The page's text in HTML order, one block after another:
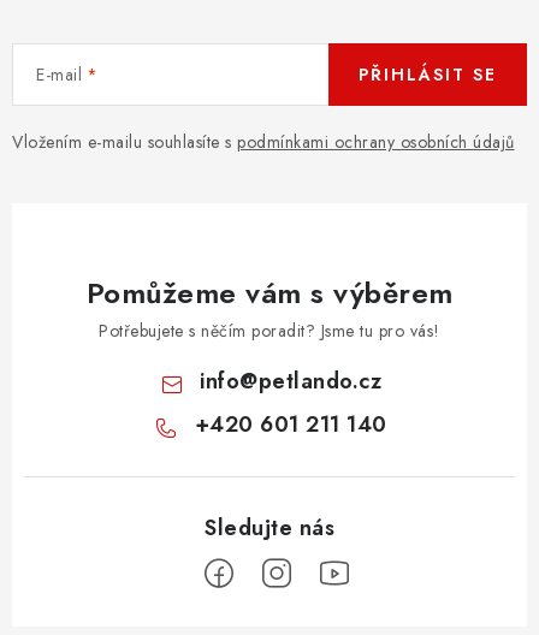
E-mail
Vložením e-mailu souhlasíte s podmínkami ochrany osobních údajů
PŘIHLÁSIT SE
Pomůžeme vám s výběrem
Potřebujete s něčím poradit? Jsme tu pro vás!
info@petlando.cz
+420 601 211 140